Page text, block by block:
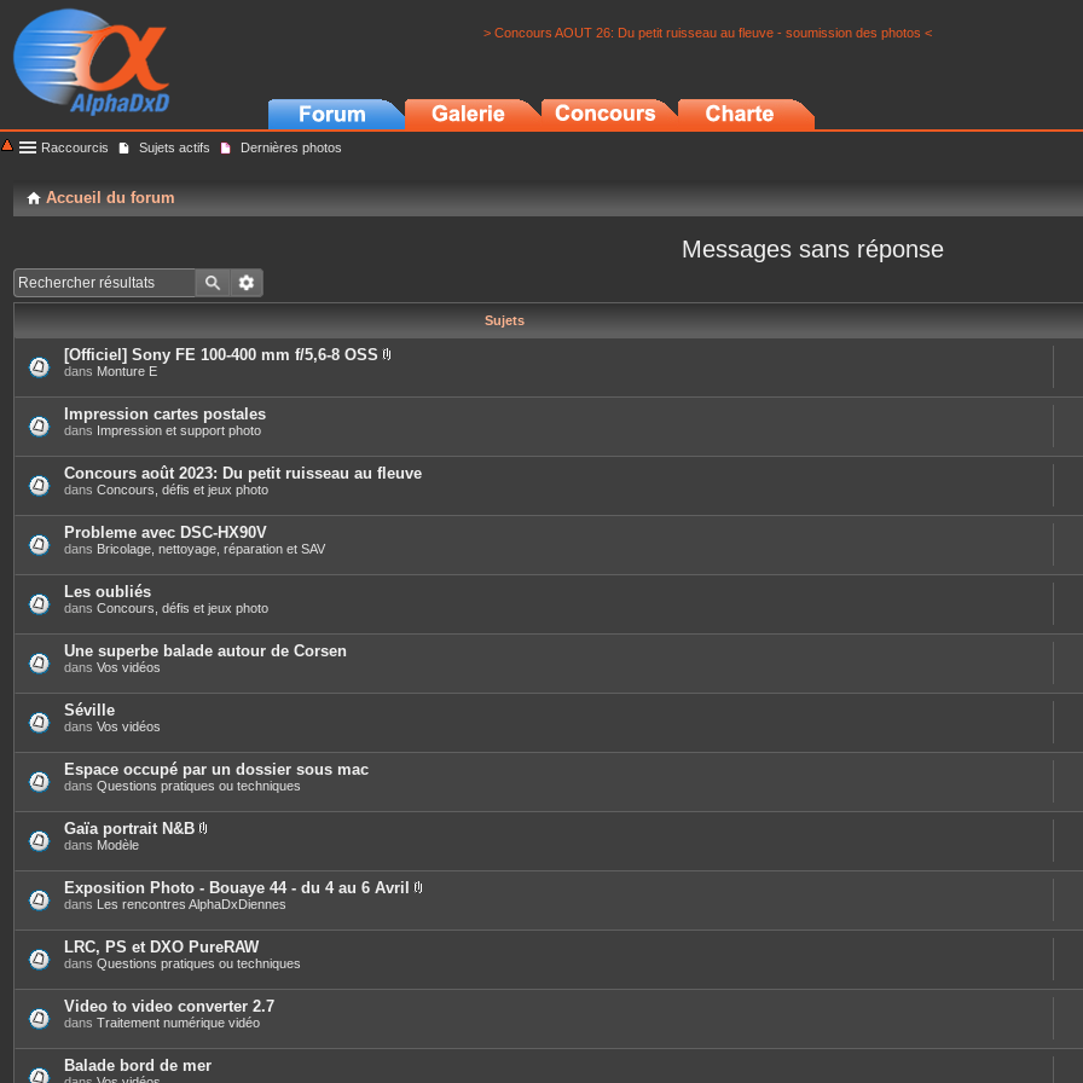
> Concours AOUT 26: Du petit ruisseau au fleuve - soumission des photos <
Raccourcis Sujets actifs Dernières photos
Accueil du forum
Messages sans réponse
Sujets
[Officiel] Sony FE 100-400 mm f/5,6-8 OSS
è
j
o
i
t
dans Monture E
Impression cartes postales
dans Impression et support photo
Concours août 2023: Du petit ruisseau au fleuve
dans Concours, défis et jeux photo
Probleme avec DSC-HX90V
dans Bricolage, nettoyage, réparation et SAV
Les oubliés
dans Concours, défis et jeux photo
Une superbe balade autour de Corsen
dans Vos vidéos
Séville
dans Vos vidéos
Espace occupé par un dossier sous mac
dans Questions pratiques ou techniques
Gaïa portrait N&B
è
c
e
s
j
o
i
n
t
e
s
dans Modèle
Exposition Photo - Bouaye 44 - du 4 au 6 Avril
è
j
t
dans Les rencontres AlphaDxDiennes
LRC, PS et DXO PureRAW
dans Questions pratiques ou techniques
Video to video converter 2.7
dans Traitement numérique vidéo
Balade bord de mer